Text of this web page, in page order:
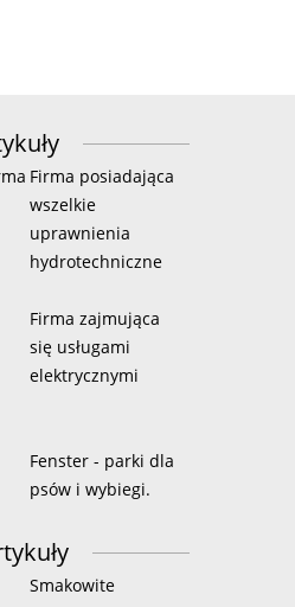
Firma posiadająca
wszelkie
uprawnienia
hydrotechniczne
Firma zajmująca
się usługami
elektrycznymi
Fenster - parki dla
psów i wybiegi.
Smakowite